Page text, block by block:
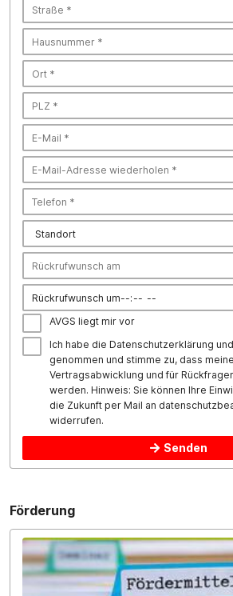
AVGS liegt mir vor
Ich habe die Datenschutzerklärung
genommen und stimme zu, dass
Vertragsabwicklung und für
werden. Hinweis: Sie können Ihre
die Zukunft per Mail an
widerrufen.
Senden
Förderung